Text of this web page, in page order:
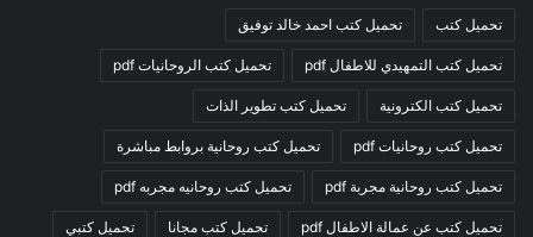
تحميل كتب تحميل كتب احمد خالد توفيق
تحميل كتب التمهيدي للاطفال pdf تحميل كتب الروحانيات pdf
تحميل كتب الكترونية تحميل كتب تطوير الذات
تحميل كتب روحانيات pdf تحميل كتب روحانية بروابط مباشرة
تحميل كتب روحانية مجربة pdf تحميل كتب روحانيه مجربه pdf
تحميل كتب عن عمالة الاطفال pdf تحميل كتب مجانا تحميل كتبي